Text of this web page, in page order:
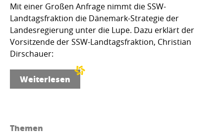
Mit einer Großen Anfrage nimmt die SSW-
Landtagsfraktion die Dänemark-Strategie der
Landesregierung unter die Lupe. Dazu erklärt der
Vorsitzende der SSW-Landtagsfraktion, Christian
Dirschauer:
Weiterlesen
Themen